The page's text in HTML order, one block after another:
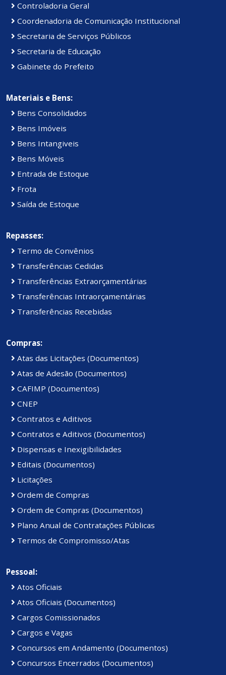
Controladoria Geral
Coordenadoria de Comunicação Institucional
Secretaria de Serviços Públicos
Secretaria de Educação
Gabinete do Prefeito
Materiais e Bens:
Bens Consolidados
Bens Imóveis
Bens Intangiveis
Bens Móveis
Entrada de Estoque
Frota
Saída de Estoque
Repasses:
Termo de Convênios
Transferências Cedidas
Transferências Extraorçamentárias
Transferências Intraorçamentárias
Transferências Recebidas
Compras:
Atas das Licitações (Documentos)
Atas de Adesão (Documentos)
CAFIMP (Documentos)
CNEP
Contratos e Aditivos
Contratos e Aditivos (Documentos)
Dispensas e Inexigibilidades
Editais (Documentos)
Licitações
Ordem de Compras
Ordem de Compras (Documentos)
Plano Anual de Contratações Públicas
Termos de Compromisso/Atas
Pessoal:
Atos Oficiais
Atos Oficiais (Documentos)
Cargos Comissionados
Cargos e Vagas
Concursos em Andamento (Documentos)
Concursos Encerrados (Documentos)